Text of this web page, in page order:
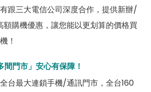
跟三大電信公司深度合作，提供新辦/
購機優惠，讓您能以更划算的價格買
！
間門市」安心有保障！
台最大連鎖手機/通訊門市，全台160